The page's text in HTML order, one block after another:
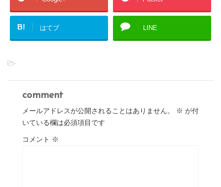
B! はてブ LINE
-
comment
メールアドレスが公開されることはありません。 ※ が付
いている欄は必須項目です
コメント ※